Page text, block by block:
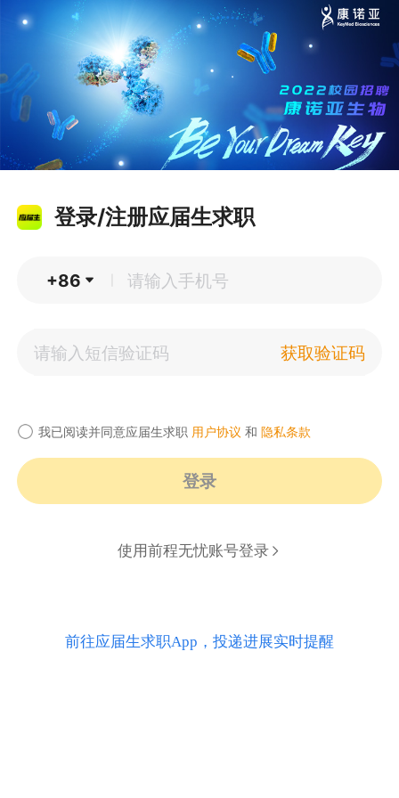
登录/注册应届生求职
+86
获取验证码
我已阅读并同意应届生求职 用户协议 和 隐私条款
登录
使用前程无忧账号登录
前往应届生求职App，投递进展实时提醒